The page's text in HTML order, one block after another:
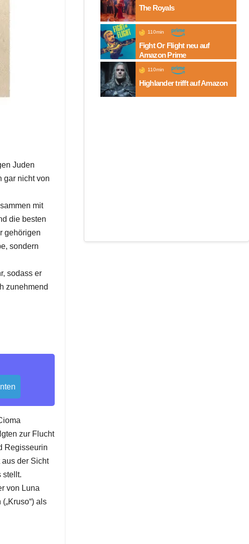
Juden
gar nicht von
mit
die besten
gehörigen
sondern
sodass er
zunehmend
zur Flucht
Regisseurin
aus der Sicht
stellt.
von Luna
als
The Royals
110min
Fight Or Flight neu auf
Amazon Prime
110min
Highlander trifft auf Amazon